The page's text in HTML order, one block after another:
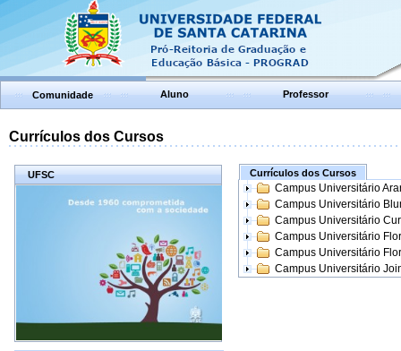
Comunidade Aluno Professor
Currículos dos Cursos
UFSC Currículos dos Cursos
Campus Universitário
Campus Universitário
Campus Universitário
Campus Universitário
Campus Universitário
Campus Universitário